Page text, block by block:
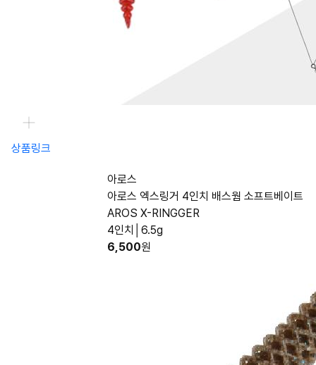
상품링크
아로스
아로스 엑스링거 4인치 배스웜 소프트베이트
AROS X-RINGGER
4인치│6.5g
6,500원